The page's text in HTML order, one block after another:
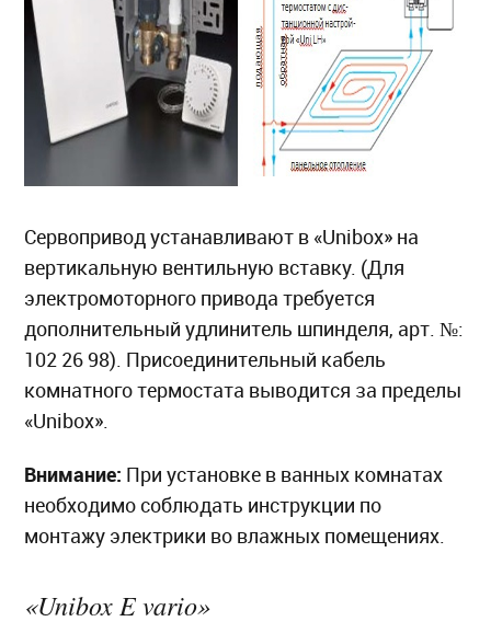
Сервопривод устанавливают в «Unibox» на
вертикальную вентильную вставку. (Для
электромоторного привода требуется
дополнительный удлинитель шпинделя, арт. №:
102 26 98). Присоединительный кабель
комнатного термостата выводится за пределы
«Unibox».
Внимание: При установке в ванных комнатах
необходимо соблюдать инструкции по
монтажу электрики во влажных помещениях.
«Unibox E vario»